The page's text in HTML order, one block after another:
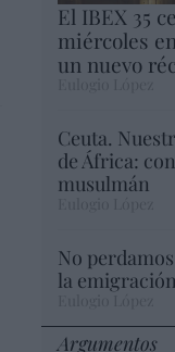
El IBEX 35
miércoles
un nuevo
Ceuta.
de África:
musulmán
No
la
Argumentos